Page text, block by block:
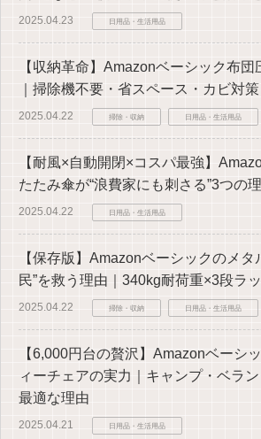
2025.04.23 日用品・生活用品
【収納革命】Amazonベーシック布
｜掃除機不要・省スペース・カビ対
2025.04.22 掃除・収納 日用品・生活用品
【耐風×自動開閉×コスパ最強】
たたみ傘が“浪費家にも刺さる”3つの
2025.04.22 日用品・生活用品
【保存版】Amazonベーシックのメタ
民”を救う理由｜340kg耐荷重×3段ラ
2025.04.22 掃除・収納 日用品・生活用品
【6,000円台の贅沢】Amazonベーシ
ィーチェアの実力｜キャンプ・ベラ
最適な理由
2025.04.21 日用品・生活用品